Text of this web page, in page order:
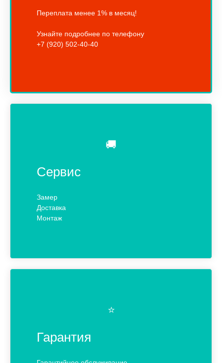
Переплата менее 1% в месяц!
Узнайте подробнее по телефону
+7 (920) 502-40-40
🚚
Сервис
Замер
Доставка
Монтаж
⭐️
Гарантия